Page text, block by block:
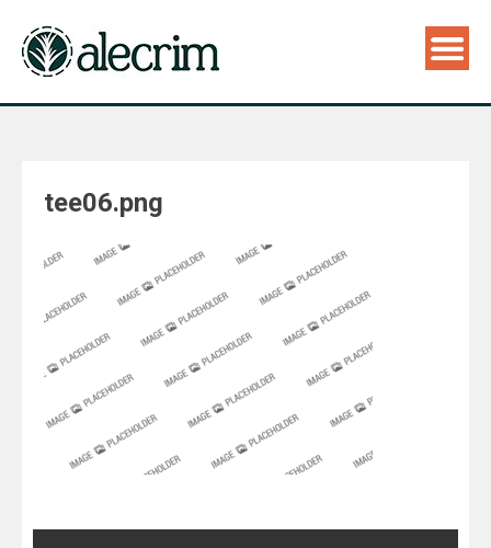
tee06.png
Navegação